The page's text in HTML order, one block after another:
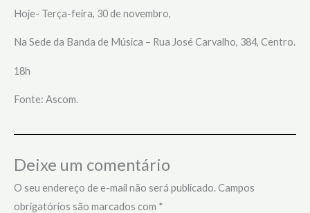
Hoje- Terça-feira, 30 de novembro,
Na Sede da Banda de Música – Rua José Carvalho, 384, Centro.
18h
Fonte: Ascom.
Deixe um comentário
O seu endereço de e-mail não será publicado.Campos
obrigatórios são marcados com *